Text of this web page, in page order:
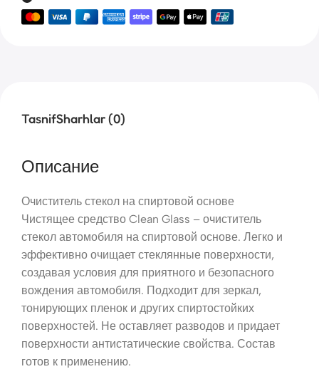
TasnifSharhlar (0)
Описание
Очиститель стекол на спиртовой основе
Чистящее средство Clean Glass – очиститель
стекол автомобиля на спиртовой основе. Легко и
эффективно очищает стеклянные поверхности,
создавая условия для приятного и безопасного
вождения автомобиля. Подходит для зеркал,
тонирующих пленок и других спиртостойких
поверхностей. Не оставляет разводов и придает
поверхности антистатические свойства. Состав
готов к применению.